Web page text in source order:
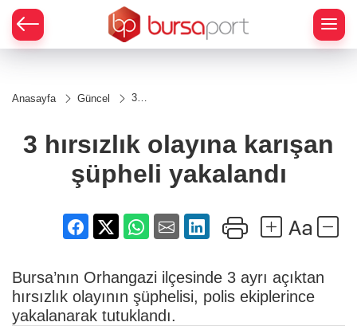
Anasayfa Güncel
3
karışan
şüpheli
3 hırsızlık olayına karışan
şüpheli yakalandı
Bursa’nın Orhangazi ilçesinde 3 ayrı açıktan
hırsızlık olayının şüphelisi, polis ekiplerince
yakalanarak tutuklandı.